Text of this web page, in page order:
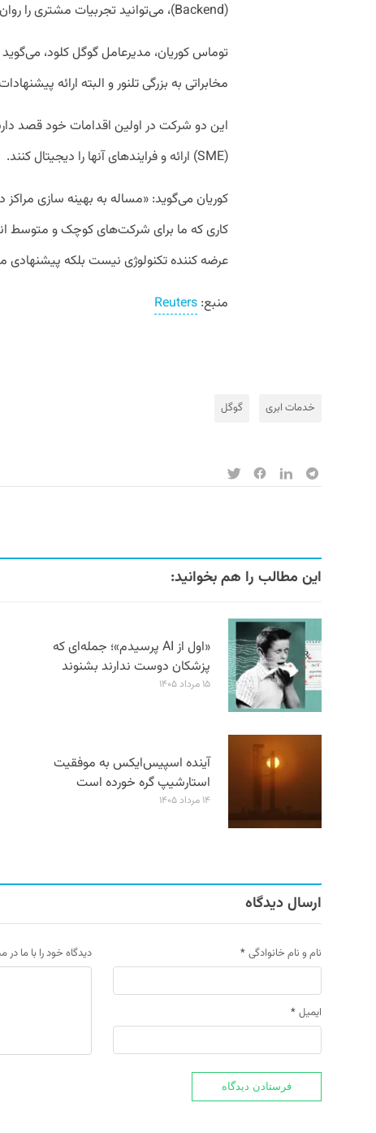
(Backend)، می‌توانید تجربیات مشتری را روان‌تر و بهتر کنید»
توماس کوریان، مدیرعامل گوگل کلود،
مخابراتی به بزرگی تلنور و البته ارائه
این دو شرکت در اولین اقدامات خود قصد
(SME) ارائه و فرایند‌های آنها را دیجیتال کنند.
کوریان می‌گوید: «مساله به بهینه سازی مراکز
کاری که ما برای شرکت‌های کوچک و متوسط
عرضه کننده تکنولوژی نیست بلکه
منبع:Reuters
خدمات ابری گوگل
این مطالب را هم بخوانید:
«اول از AI پرسیدم»؛ جمله‌ای که
پزشکان دوست ندارند بشنوند
۱۵ مرداد ۱۴۰۵
آینده اسپیس‌ایکس به موفقیت
استارشیپ گره خورده است
۱۴ مرداد ۱۴۰۵
ارسال دیدگاه
نام و نام خانوادگی *
ایمیل *
دیدگاه خود را با ما در